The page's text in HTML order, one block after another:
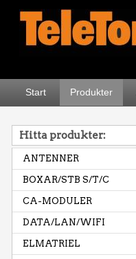
Start Produkter
Hitta produkter:
ANTENNER
BOXAR/STB S/T/C
CA-MODULER
DATA/LAN/WIFI
ELMATRIEL